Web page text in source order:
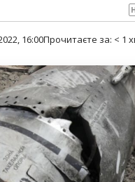
16:00Прочитаєте за: < 1